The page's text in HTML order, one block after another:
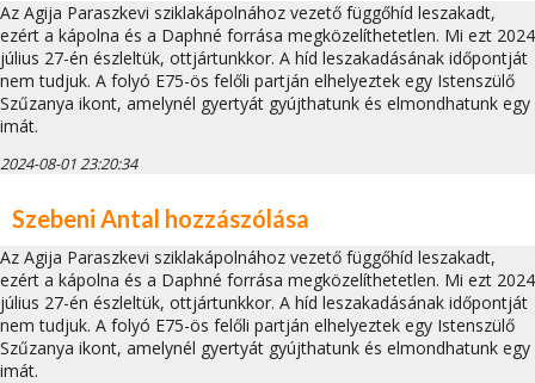
Az Agija Paraszkevi sziklakápolnához vezető függőhíd leszakadt,
ezért a kápolna és a Daphné forrása megközelíthetetlen. Mi ezt 2024
július 27-én észleltük, ottjártunkkor. A híd leszakadásának időpontját
nem tudjuk. A folyó E75-ös felőli partján elhelyeztek egy Istenszülő
Szűzanya ikont, amelynél gyertyát gyújthatunk és elmondhatunk egy
imát.
2024-08-01 23:20:34
Szebeni Antal hozzászólása
Az Agija Paraszkevi sziklakápolnához vezető függőhíd leszakadt,
ezért a kápolna és a Daphné forrása megközelíthetetlen. Mi ezt 2024
július 27-én észleltük, ottjártunkkor. A híd leszakadásának időpontját
nem tudjuk. A folyó E75-ös felőli partján elhelyeztek egy Istenszülő
Szűzanya ikont, amelynél gyertyát gyújthatunk és elmondhatunk egy
imát.